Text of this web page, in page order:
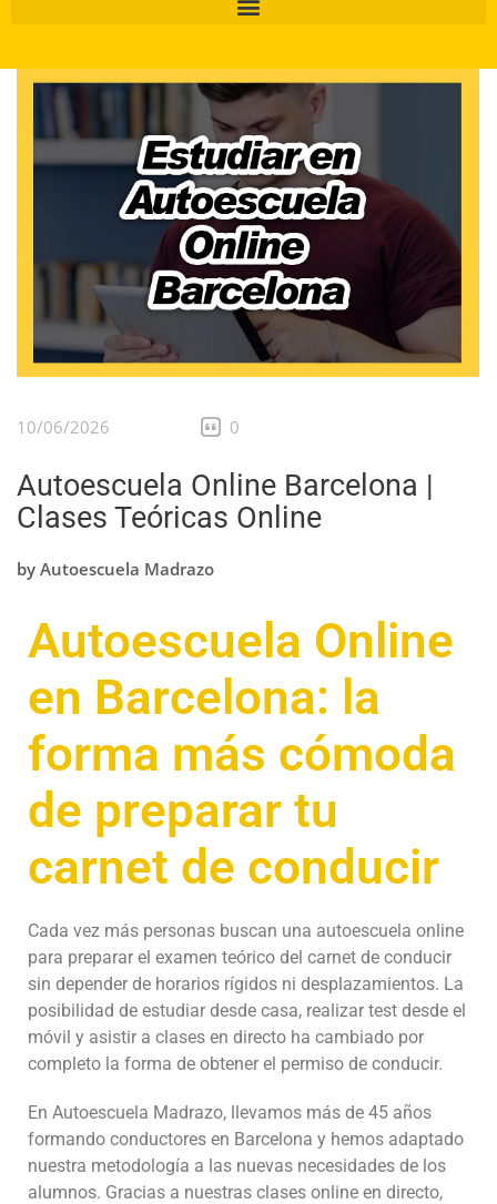
10/06/2026 0
Autoescuela Online Barcelona |
Clases Teóricas Online
by Autoescuela Madrazo
Autoescuela Online
en Barcelona: la
forma más cómoda
de preparar tu
carnet de conducir
Cada vez más personas buscan una autoescuela online
para preparar el examen teórico del carnet de conducir
sin depender de horarios rígidos ni desplazamientos. La
posibilidad de estudiar desde casa, realizar test desde el
móvil y asistir a clases en directo ha cambiado por
completo la forma de obtener el permiso de conducir.
En Autoescuela Madrazo, llevamos más de 45 años
formando conductores en Barcelona y hemos adaptado
nuestra metodología a las nuevas necesidades de los
alumnos. Gracias a nuestras clases online en directo,